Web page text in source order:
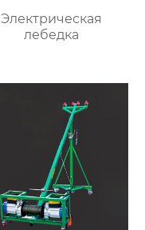
Электрическая
лебедка